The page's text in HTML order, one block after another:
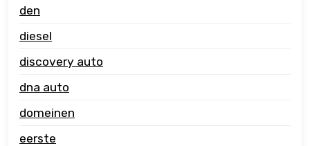
den
diesel
discovery auto
dna auto
domeinen
eerste